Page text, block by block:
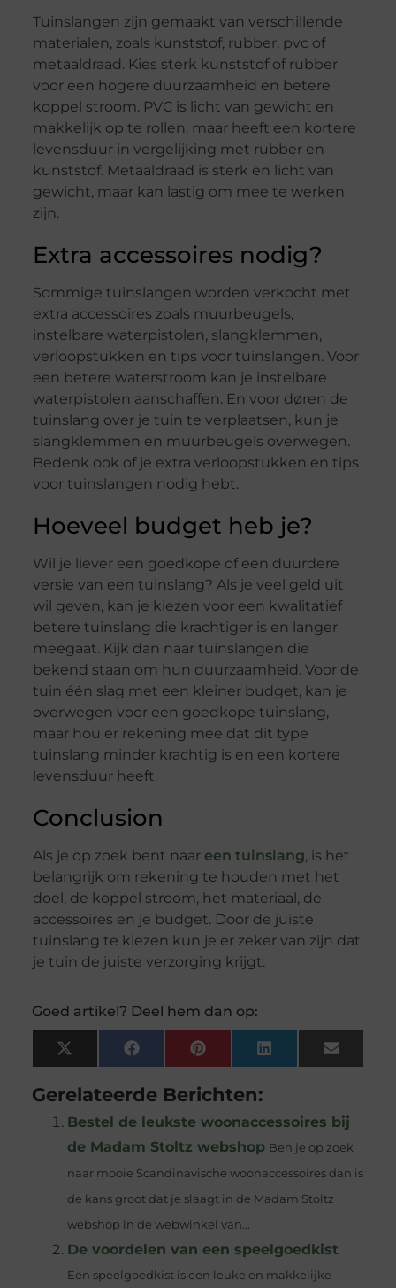
Tuinslangen zijn gemaakt van verschillende
materialen, zoals kunststof, rubber, pvc of
metaaldraad. Kies sterk kunststof of rubber
voor een hogere duurzaamheid en betere
koppel stroom. PVC is licht van gewicht en
makkelijk op te rollen, maar heeft een kortere
levensduur in vergelijking met rubber en
kunststof. Metaaldraad is sterk en licht van
gewicht, maar kan lastig om mee te werken
zijn.
Extra accessoires nodig?
Sommige tuinslangen worden verkocht met
extra accessoires zoals muurbeugels,
instelbare waterpistolen, slangklemmen,
verloopstukken en tips voor tuinslangen. Voor
een betere waterstroom kan je instelbare
waterpistolen aanschaffen. En voor døren de
tuinslang over je tuin te verplaatsen, kun je
slangklemmen en muurbeugels overwegen.
Bedenk ook of je extra verloopstukken en tips
voor tuinslangen nodig hebt.
Hoeveel budget heb je?
Wil je liever een goedkope of een duurdere
versie van een tuinslang? Als je veel geld uit
wil geven, kan je kiezen voor een kwalitatief
betere tuinslang die krachtiger is en langer
meegaat. Kijk dan naar tuinslangen die
bekend staan om hun duurzaamheid. Voor de
tuin één slag met een kleiner budget, kan je
overwegen voor een goedkope tuinslang,
maar hou er rekening mee dat dit type
tuinslang minder krachtig is en een kortere
levensduur heeft.
Conclusion
Als je op zoek bent naar een tuinslang, is het
belangrijk om rekening te houden met het
doel, de koppel stroom, het materiaal, de
accessoires en je budget. Door de juiste
tuinslang te kiezen kun je er zeker van zijn dat
je tuin de juiste verzorging krijgt.
Goed artikel? Deel hem dan op:
X
(Twitter)
FacebookPinterestLinkedInEmail
Gerelateerde Berichten:
Bestel de leukste woonaccessoires bij
de Madam Stoltz webshop Ben je op zoek
naar mooie Scandinavische woonaccessoires dan is
de kans groot dat je slaagt in de Madam Stoltz
webshop in de webwinkel van...
De voordelen van een speelgoedkist
Een speelgoedkist is een leuke en makkelijke